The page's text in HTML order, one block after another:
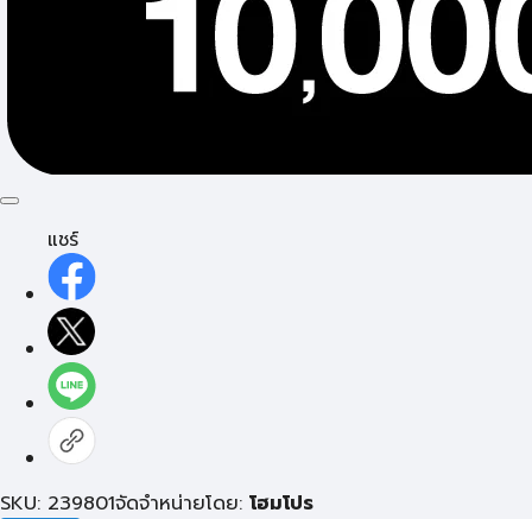
แชร์
SKU: 239801จัดจำหน่ายโดย: โฮมโปร